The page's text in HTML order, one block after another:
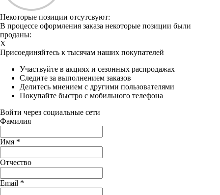
Некоторые позиции отсутсвуют:
В процессе оформления заказа некоторые позиции были
проданы:
X
Присоединяйтесь к тысячам наших покупателей
Участвуйте в акциях и сезонных распродажах
Следите за выполнением заказов
Делитесь мнением с другими пользователями
Покупайте быстро с мобильного телефона
Войти через социальные сети
Фамилия
Имя *
Отчество
Email *